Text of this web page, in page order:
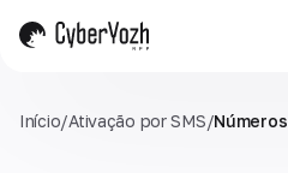
Início/Ativação por SMS/